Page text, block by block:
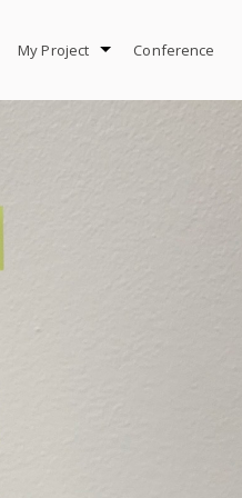
My Project Conference